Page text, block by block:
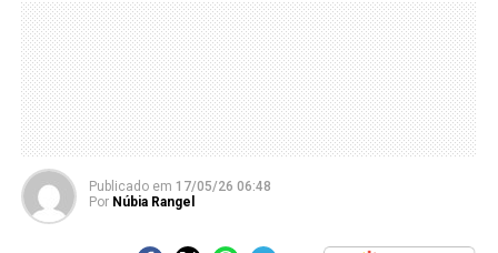
Publicado em 17/05/26 06:48
Por Núbia Rangel